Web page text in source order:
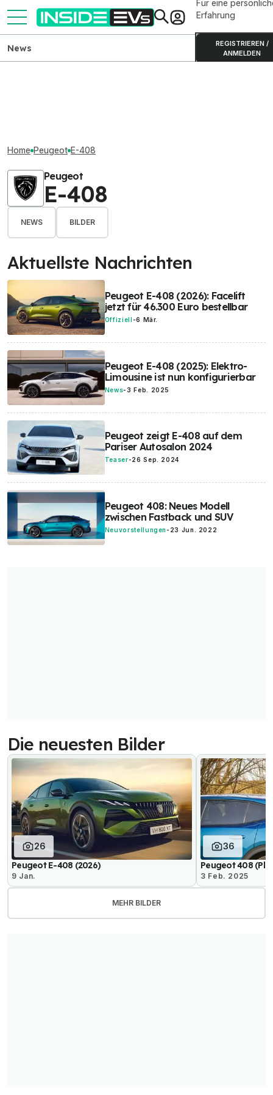
Für eine
Erfahrung
REGISTRIEREN /
ANMELDEN
News
Home Peugeot E-408
Peugeot
E-408
NEWS BILDER
Aktuellste Nachrichten
Peugeot E-408 (2026): Facelift
jetzt für 46.300 Euro bestellbar
Offiziell -6 Mär.
Peugeot E-408 (2025): Elektro-
Limousine ist nun konfigurierbar
News-3 Feb. 2025
Peugeot zeigt E-408 auf dem
Pariser Autosalon 2024
Teaser-26 Sep. 2024
Peugeot 408: Neues Modell
zwischen Fastback und SUV
Neuvorstellungen - 23 Jun. 2022
Die neuesten Bilder
26
Peugeot E-408 (2026)
9 Jan.
36
Peugeot 408
3 Feb. 2025
MEHR BILDER